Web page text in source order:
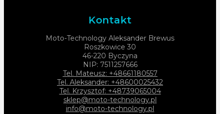
Kontakt
Moto-Technology Aleksander Brewus
Roszkowice 30
46-220 Byczyna
NIP: 7511257666
Tel. Mateusz: +48661180557
Tel. Aleksander: +48600025432
Tel. Krzysztof: +48739065004
sklep@moto-technology.pl
info@moto-technology.pl